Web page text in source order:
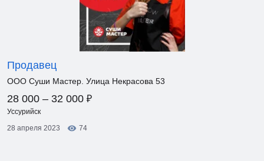
Продавец
ООО Суши Мастер. Улица Некрасова 53
28 000 – 32 000 ₽
Уссурийск
28 апреля 2023
74